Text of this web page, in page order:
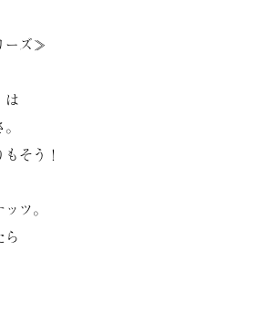
ーズ≫
は
そう！
ツ。
ら